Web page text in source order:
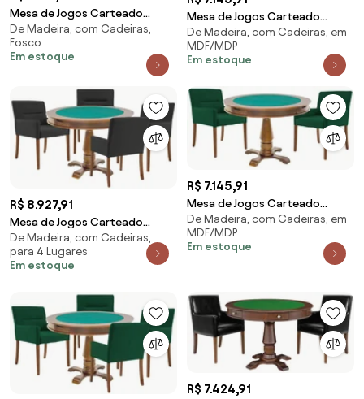
Mesa de Jogos Carteado
Victoria Redonda Tampo
Reversível Preto com 2
Cadeiras Vicenza Preto Fosco
De Madeira, com Cadeiras,
Fosco
Em estoque
Mesa de Jogos Carteado
Victoria Redonda Tampo
Reversível Imbuia com 2
Cadeiras Vicenza Verde G36
De Madeira, com Cadeiras, em
MDF/MDP
Em estoque
R$ 8.927,91
Mesa de Jogos Carteado
Victoria Redonda Tampo
Reversível Amêndoa com 4
Cadeiras Vicenza Preto Fosco
De Madeira, com Cadeiras,
para 4 Lugares
Em estoque
R$ 7.145,91
Mesa de Jogos Carteado
Victoria Redonda Tampo
Reversível Amêndoa com 2
Cadeiras Vicenza Verde G36
De Madeira, com Cadeiras, em
MDF/MDP
Em estoque
R$ 7.424,91